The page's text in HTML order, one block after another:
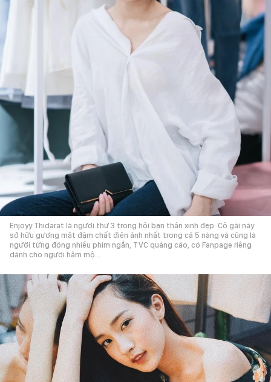
Enjoyy Thidarat là người thứ 3 trong hội bạn thân xinh đẹp. Cô gái này
sở hữu gương mặt đậm chất điện ảnh nhất trong cả 5 nàng và cũng là
người từng đóng nhiều phim ngắn, TVC quảng cáo, có Fanpage riêng
dành cho người hâm mộ...